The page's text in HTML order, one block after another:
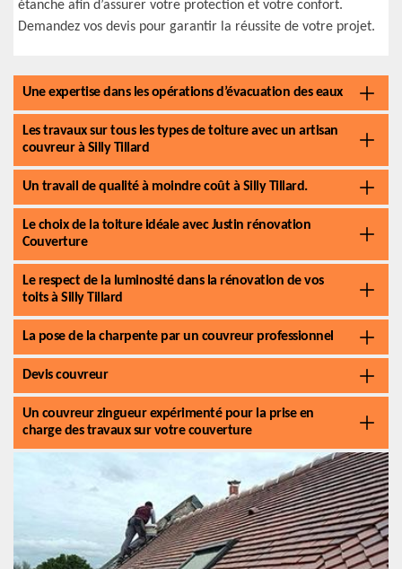
étanche afin d’assurer votre protection et votre confort.
Demandez vos devis pour garantir la réussite de votre projet.
Une expertise dans les opérations d’évacuation des eaux
Les travaux sur tous les types de toiture avec un artisan
couvreur à Silly Tillard
Un travail de qualité à moindre coût à Silly Tillard.
Le choix de la toiture idéale avec Justin rénovation
Couverture
Le respect de la luminosité dans la rénovation de vos
toits à Silly Tillard
La pose de la charpente par un couvreur professionnel
Devis couvreur
Un couvreur zingueur expérimenté pour la prise en
charge des travaux sur votre couverture